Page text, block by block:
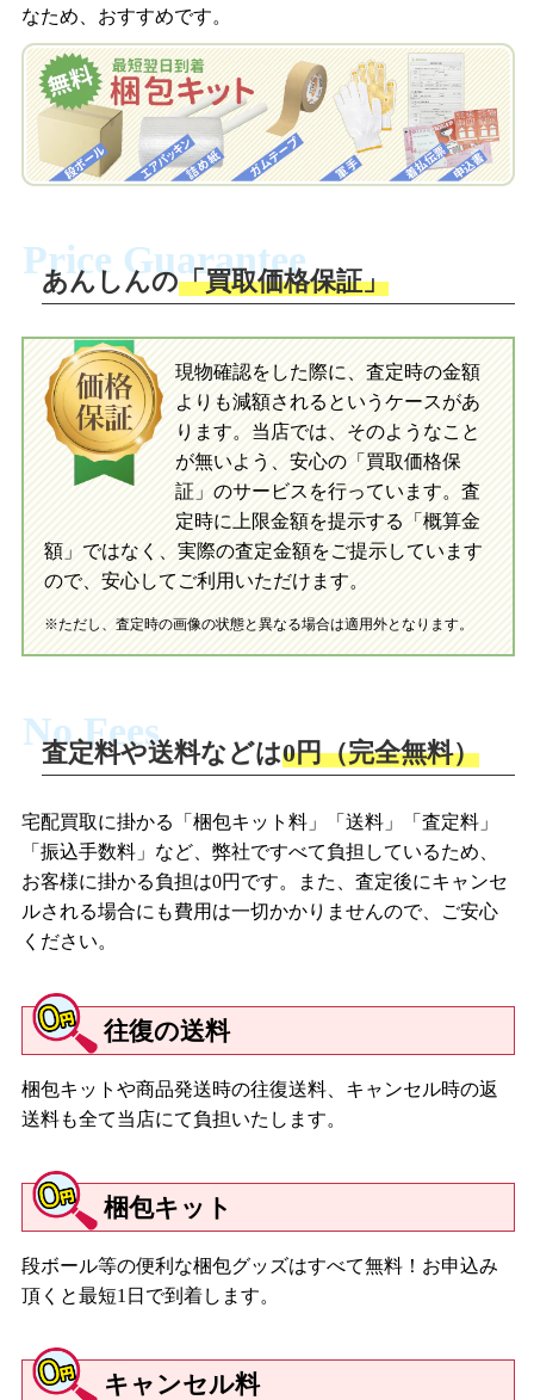
を申し込みます。梱包キットは送料無料
でお届けします。
自宅でおもちゃを発送・梱包
梱包キットに同封する発送ガイドの手順
送。当店へ無料で発送いただけます。
入金完了
当店に査定したおもちゃがご到着後、ご
指定の口座に即日入金可能です。
買取の流れ 写真の撮影方法
査定結果をLINEで確認し、梱包キットを
申し込みます。梱包キットは送料無料で
お届けします。
自宅でおもちゃを発送・梱包
ださい。お電話にて集荷依頼を行い発
送。当店へ無料で発送いただけます。
当店に査定したおもちゃがご到着後、ご
指定の口座に即日入金可能です。
初めての方へ LINE査定の流れ 写真の撮影方法
なため、おすすめです。
Price Guarantee
あんしんの「買取価格保証」
現物確認をした際に、査定時の金額
よりも減額されるというケースがあ
ります。当店では、そのようなこと
が無いよう、安心の「買取価格保
証」のサービスを行っています。査
定時に上限金額を提示する「概算金
額」ではなく、実際の査定金額をご提示しています
ので、安心してご利用いただけます。
※ただし、査定時の画像の状態と異なる場合は適用外となります。
No Fees
査定料や送料などは0円（完全無料）
宅配買取に掛かる「梱包キット料」「送料」「査定料」
「振込手数料」など、弊社ですべて負担しているため、
お客様に掛かる負担は0円です。また、査定後にキャンセ
ルされる場合にも費用は一切かかりませんので、ご安心
ください。
往復の送料
梱包キットや商品発送時の往復送料、キャンセル時の返
送料も全て当店にて負担いたします。
梱包キット
段ボール等の便利な梱包グッズはすべて無料！お申込み
頂くと最短1日で到着します。
キャンセル料